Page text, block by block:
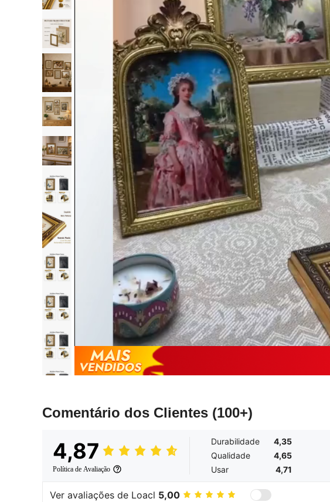
Comentário dos Clientes (100+)
4,87
Política de Avaliação
Durabilidade
4,35
Qualidade
4,65
Usar
4,71
Ver avaliações de Loacl 5,00